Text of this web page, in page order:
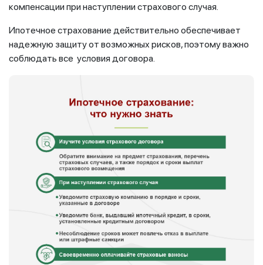
компенсации при наступлении страхового случая.
Ипотечное страхование действительно обеспечивает
надежную защиту от возможных рисков, поэтому важно
соблюдать все условия договора.